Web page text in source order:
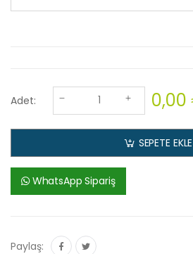
Adet: 0,00
SEPETE EKLE
WhatsApp Sipariş
Paylaş: